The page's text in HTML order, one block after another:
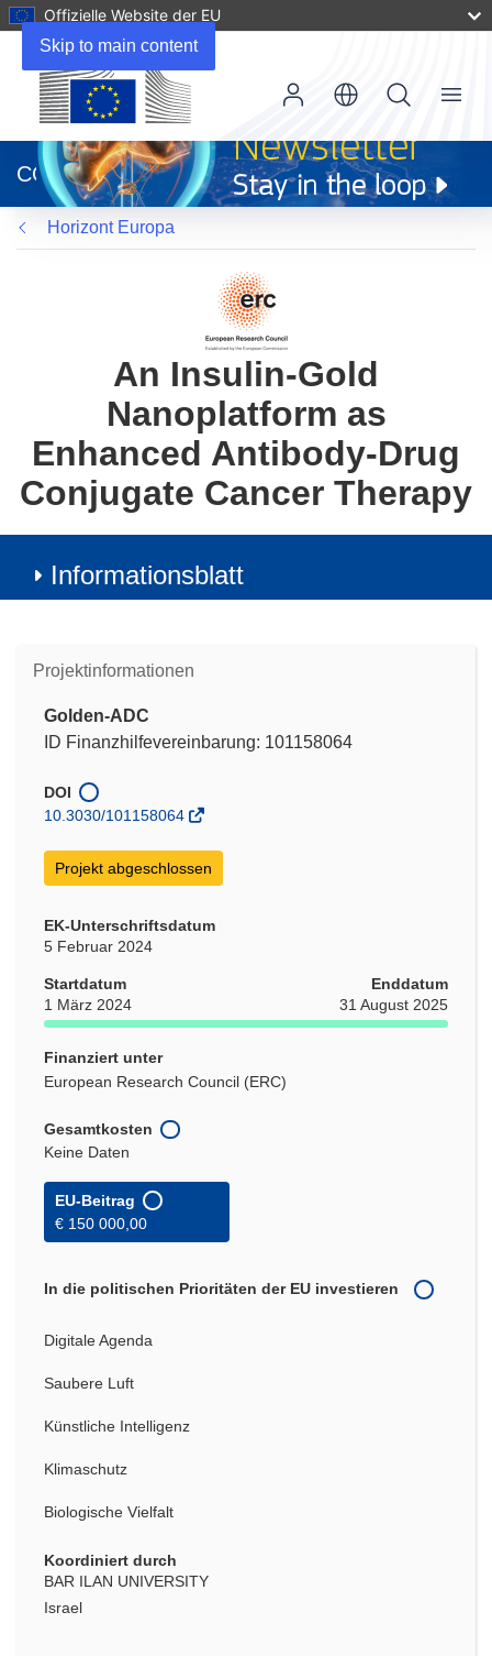
Skip to main content
Offizielle Website der EU
neuem
Fenster)
CORDIS
Menu
Horizont Europa
An Insulin-Gold
Nanoplatform as
Enhanced Antibody-Drug
Conjugate Cancer Therapy
Informationsblatt
Projektinformationen
Golden-ADC
ID Finanzhilfevereinbarung: 101158064
DOI
10.3030/101158064
Projekt abgeschlossen
EK-Unterschriftsdatum
5 Februar 2024
Startdatum
1 März 2024
Enddatum
31 August 2025
Finanziert unter
European Research Council (ERC)
Gesamtkosten
Keine Daten
EU-Beitrag
€ 150 000,00
In die politischen Prioritäten der EU investieren
Digitale Agenda
Saubere Luft
Künstliche Intelligenz
Klimaschutz
Biologische Vielfalt
Koordiniert durch
BAR ILAN UNIVERSITY
Israel